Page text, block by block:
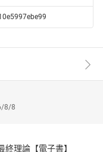
，才剛剛開始。
明衝擊的故事。
8/8
理論【電子書】